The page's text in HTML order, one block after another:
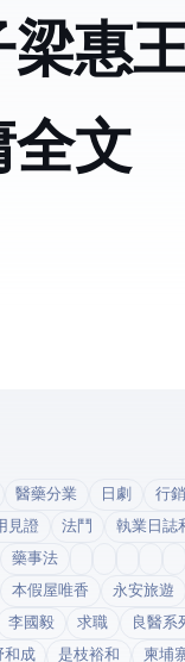
梁惠
全文
醫藥分業 日劇 行
見證 法鬥 執業日誌
藥事法
本假屋唯香 永安旅遊
李國毅 求職 良醫系
和成 是枝裕和 柬埔